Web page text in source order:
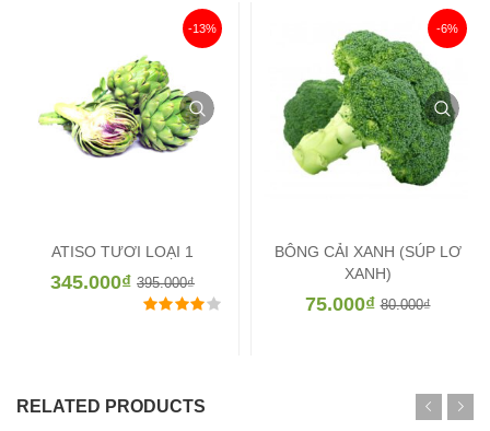
-13%
ATISO TƯƠI LOẠI 1
395.000₫
345.000₫
Được xếp hạng4.005 sao
-6%
BÔNG CẢI XANH (SÚP LƠ
XANH)
80.000₫
75.000₫
RELATED PRODUCTS